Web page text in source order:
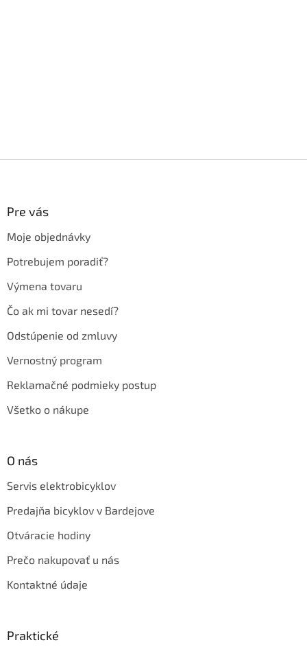
Pre vás
Moje objednávky
Potrebujem poradiť?
Výmena tovaru
Čo ak mi tovar nesedí?
Odstúpenie od zmluvy
Vernostný program
Reklamačné podmieky postup
Všetko o nákupe
O nás
Servis elektrobicyklov
Predajňa bicyklov v Bardejove
Otváracie hodiny
Prečo nakupovať u nás
Kontaktné údaje
Praktické